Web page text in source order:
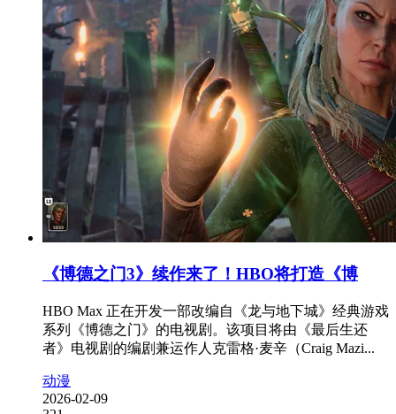
《博德之门3》续作来了！HBO将打造《博
HBO Max 正在开发一部改编自《龙与地下城》经典游戏
系列《博德之门》的电视剧。该项目将由《最后生还
者》电视剧的编剧兼运作人克雷格·麦辛（Craig Mazi...
动漫
2026-02-09